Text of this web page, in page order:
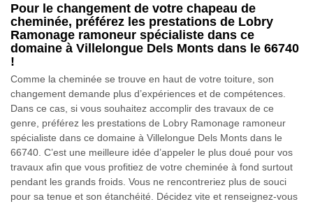
Pour le changement de votre chapeau de
cheminée, préférez les prestations de Lobry
Ramonage ramoneur spécialiste dans ce
domaine à Villelongue Dels Monts dans le 66740
!
Comme la cheminée se trouve en haut de votre toiture, son
changement demande plus d’expériences et de compétences.
Dans ce cas, si vous souhaitez accomplir des travaux de ce
genre, préférez les prestations de Lobry Ramonage ramoneur
spécialiste dans ce domaine à Villelongue Dels Monts dans le
66740. C’est une meilleure idée d’appeler le plus doué pour vos
travaux afin que vous profitiez de votre cheminée à fond surtout
pendant les grands froids. Vous ne rencontreriez plus de souci
pour sa tenue et son étanchéité. Décidez vite et renseignez-vous